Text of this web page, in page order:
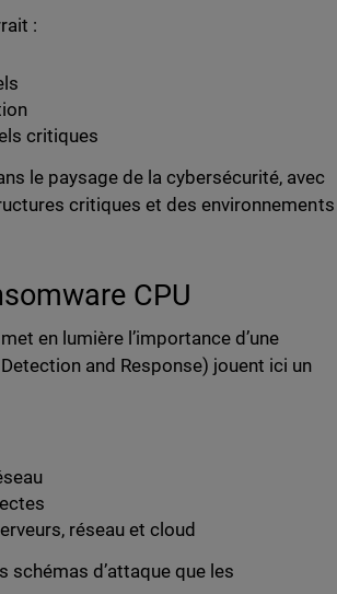
:
critiques
le paysage de la cybersécurité, avec
critiques et des environnements
CPU
en lumière l’importance d’une
and Response) jouent ici un
réseau et cloud
d’attaque que les